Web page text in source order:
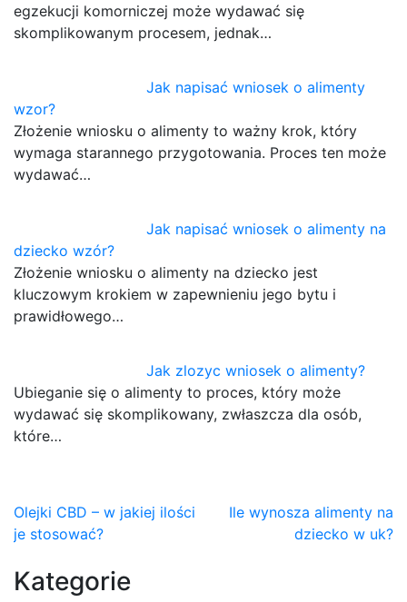
egzekucji komorniczej może wydawać się
skomplikowanym procesem, jednak…
Jak napisać wniosek o alimenty
wzor?
Złożenie wniosku o alimenty to ważny krok, który
wymaga starannego przygotowania. Proces ten może
wydawać…
Jak napisać wniosek o alimenty na
dziecko wzór?
Złożenie wniosku o alimenty na dziecko jest
kluczowym krokiem w zapewnieniu jego bytu i
prawidłowego…
Jak zlozyc wniosek o alimenty?
Ubieganie się o alimenty to proces, który może
wydawać się skomplikowany, zwłaszcza dla osób,
które…
Nawigacja
wpisu
Olejki CBD – w jakiej ilości
je stosować?
Ile wynosza alimenty na
dziecko w uk?
Kategorie